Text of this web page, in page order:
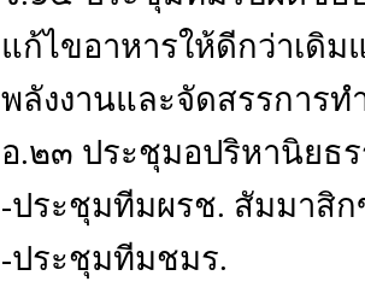
แก้ไขอาหารให้ดีกว่าเดิม
พลังงานและจัดสรรการ
อ.๒๓ ประชุมอปริหานิยธ
-ประชุมทีมผรช. สัมมาสิก
-ประชุมทีมชมร.